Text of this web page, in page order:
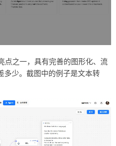
点之一，具有完善的图形化、流
多少。截图中的例子是文本转